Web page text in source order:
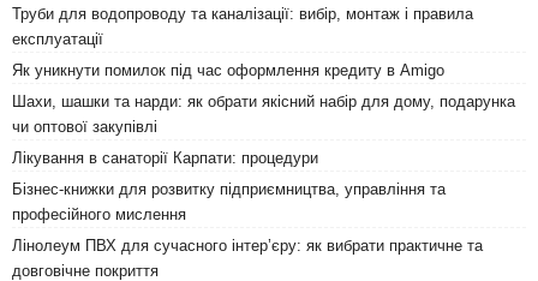
Труби для водопроводу та каналізації: вибір, монтаж і правила
експлуатації
Як уникнути помилок під час оформлення кредиту в Amigo
Шахи, шашки та нарди: як обрати якісний набір для дому, подарунка
чи оптової закупівлі
Лікування в санаторії Карпати: процедури
Бізнес-книжки для розвитку підприємництва, управління та
професійного мислення
Лінолеум ПВХ для сучасного інтер’єру: як вибрати практичне та
довговічне покриття